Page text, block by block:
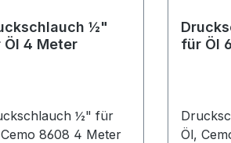
½"
Öl 4 Meter
½" für
8608 4 Meter
für Öl
Öl, Cemo